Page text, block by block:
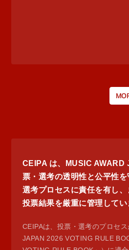
CEIPA は、MUSIC AWARD
票・選考の透明性と公平性を
選考プロセスに責任を有し、
投票結果を厳重に管理してい
CEIPAは、投票・選考のプロセ
JAPAN 2026 VOTING RULE